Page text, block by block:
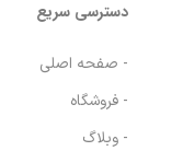
دسترسی سریع
- صفحه اصلی
- فروشگاه
- وبلاگ